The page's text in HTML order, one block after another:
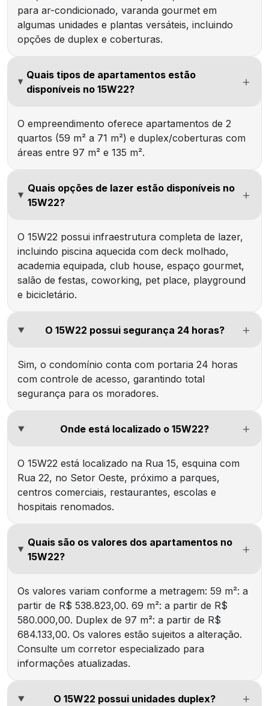
para ar-condicionado, varanda gourmet em
algumas unidades e plantas versáteis, incluindo
opções de duplex e coberturas.
Quais tipos de apartamentos estão
disponíveis no 15W22?
O empreendimento oferece apartamentos de 2
quartos (59 m² a 71 m²) e duplex/coberturas com
áreas entre 97 m² e 135 m².
Quais opções de lazer estão disponíveis no
15W22?
O 15W22 possui infraestrutura completa de lazer,
incluindo piscina aquecida com deck molhado,
academia equipada, club house, espaço gourmet,
salão de festas, coworking, pet place, playground
e bicicletário.
O 15W22 possui segurança 24 horas?
Sim, o condomínio conta com portaria 24 horas
com controle de acesso, garantindo total
segurança para os moradores.
Onde está localizado o 15W22?
O 15W22 está localizado na Rua 15, esquina com
Rua 22, no Setor Oeste, próximo a parques,
centros comerciais, restaurantes, escolas e
hospitais renomados.
Quais são os valores dos apartamentos no
15W22?
Os valores variam conforme a metragem: 59 m²: a
partir de R$ 538.823,00. 69 m²: a partir de R$
580.000,00. Duplex de 97 m²: a partir de R$
684.133,00. Os valores estão sujeitos a alteração.
Consulte um corretor especializado para
informações atualizadas.
O 15W22 possui unidades duplex?